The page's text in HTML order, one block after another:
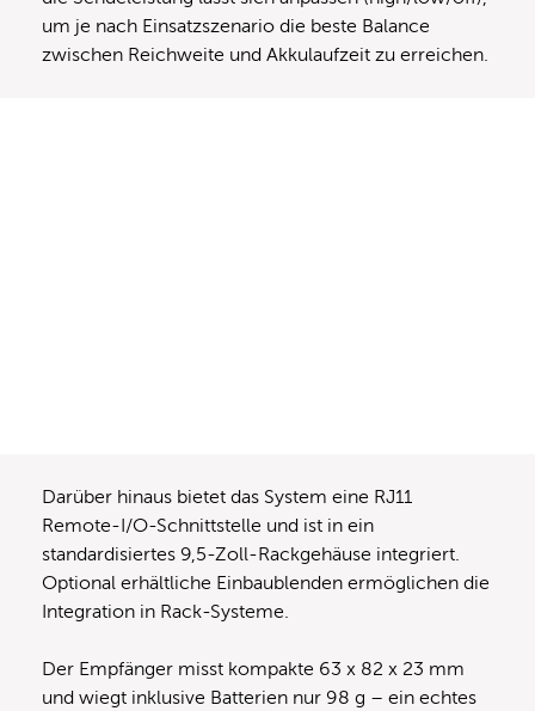
um je nach Einsatzszenario die beste Balance
zwischen Reichweite und Akkulaufzeit zu erreichen.
Darüber hinaus bietet das System eine RJ11
Remote-I/O-Schnittstelle und ist in ein
standardisiertes 9,5-Zoll-Rackgehäuse integriert.
Optional erhältliche Einbaublenden ermöglichen die
Integration in Rack-Systeme.
Der Empfänger misst kompakte 63 x 82 x 23 mm
und wiegt inklusive Batterien nur 98 g – ein echtes